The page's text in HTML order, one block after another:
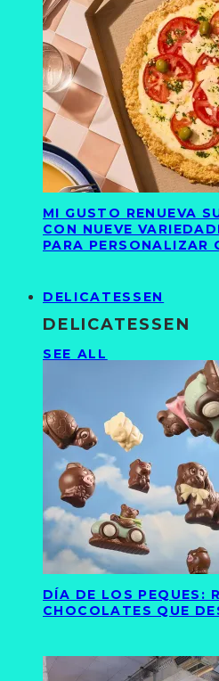
MI GUSTO RENUEVA
CON NUEVE
PARA PERSONALIZAR
DELICATESSEN
DELICATESSEN
SEE ALL
DÍA DE LOS PEQUES:
CHOCOLATES QUE